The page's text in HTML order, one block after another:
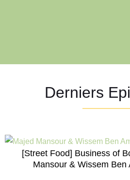
Derniers
[Street Food] Business of
Mansour & Wissem Ben